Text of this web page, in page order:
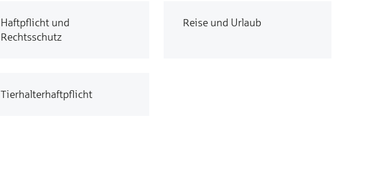
Haftpflicht und
Rechtsschutz
Reise und Urlaub
Tierhalterhaftpflicht